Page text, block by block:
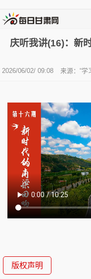
庆听我讲(16)：新
2026/06/02/ 09:08 来源：“学
版权声明